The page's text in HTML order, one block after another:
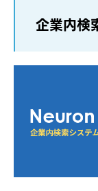
企業内検